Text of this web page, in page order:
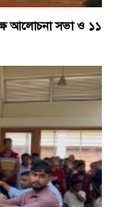
আলোচনা সভা ও ১১